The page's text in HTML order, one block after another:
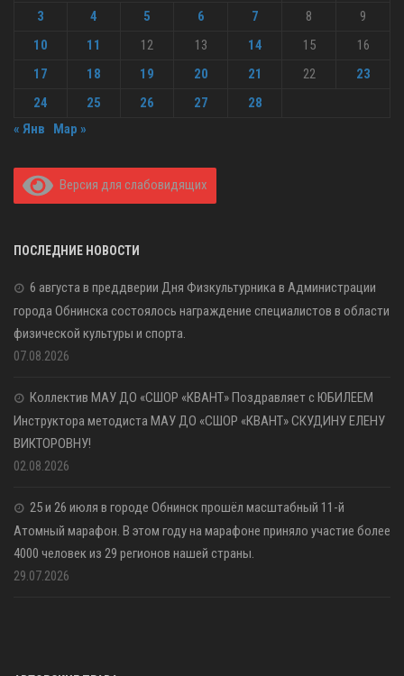
3
4 5 6 7 8
9
10
11 12 13 14 15
16
17
18 19 20 21 22
23
24
25 26 27
28
« Янв
Мар »
Версия для слабовидящих
ПОСЛЕДНИЕ НОВОСТИ
6 августа в преддверии Дня Физкультурника в Администрации
города Обнинска состоялось награждение специалистов в области
физической культуры и спорта.
07.08.2026
Коллектив МАУ ДО «СШОР «КВАНТ» Поздравляет с ЮБИЛЕЕМ
Инструктора методиста МАУ ДО «СШОР «КВАНТ» СКУДИНУ ЕЛЕНУ
ВИКТОРОВНУ!
02.08.2026
25 и 26 июля в городе Обнинск прошёл масштабный 11-й
Атомный марафон. В этом году на марафоне приняло участие более
4000 человек из 29 регионов нашей страны.
29.07.2026